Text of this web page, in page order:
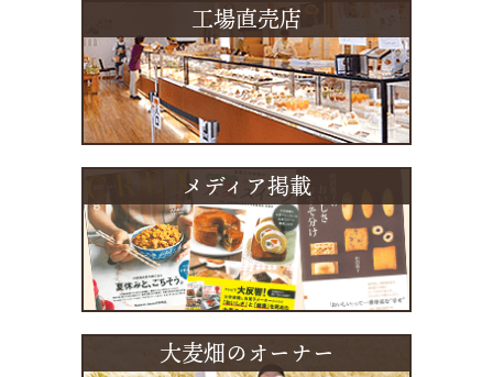
工場直売店
メディア掲載
大麦畑のオーナー